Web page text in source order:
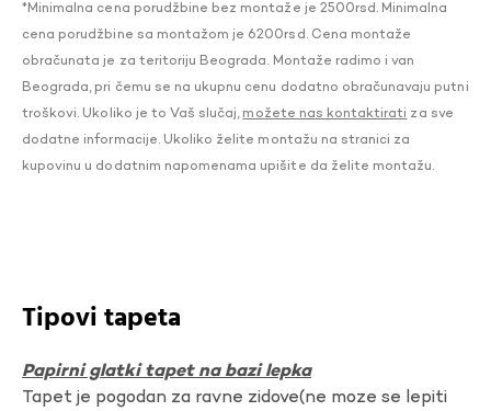
*Minimalna cena porudžbine bez montaže je 2500rsd. Minimalna
cena porudžbine sa montažom je 6200rsd. Cena montaže
obračunata je za teritoriju Beograda. Montaže radimo i van
Beograda, pri čemu se na ukupnu cenu dodatno obračunavaju putni
troškovi. Ukoliko je to Vaš slučaj, možete nas kontaktirati za sve
dodatne informacije. Ukoliko želite montažu na stranici za
kupovinu u dodatnim napomenama upišite da želite montažu.
Tipovi tapeta
Papirni glatki tapet na bazi lepka
Tapet je pogodan za ravne zidove(ne moze se lepiti